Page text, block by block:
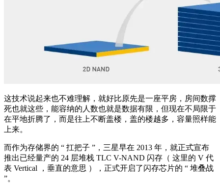
这技术说起来也不难理解，就好比原先是一座平房，房间数撑
死也就这些，能容纳的人数也就是数据有限，但现在不局限于
在平地折腾了，而是往上不断盖楼，盖的楼越多，容量照样能
上来。
而作为存储界的 “ 扛把子 ”，三星早在 2013 年，就正式宣布
推出已经量产的 24 层堆栈 TLC V-NAND 闪存（ 这里的 V 代
表 Vertical ，垂直的意思 ），正式开启了闪存芯片的 “ 堆叠战
”。